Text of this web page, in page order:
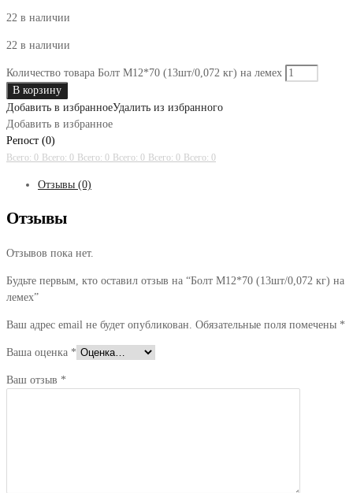
22 в наличии
22 в наличии
Количество товара Болт М12*70 (13шт/0,072 кг) на лемех
В корзину
Добавить в избранноеУдалить из избранного
Добавить в избранное
Репост (0)
Всего: 0 Всего: 0 Всего: 0 Всего: 0 Всего: 0 Всего: 0
Отзывы (0)
Отзывы
Отзывов пока нет.
Будьте первым, кто оставил отзыв на “Болт М12*70 (13шт/0,072 кг) на
лемех”
Ваш адрес email не будет опубликован. Обязательные поля помечены *
Ваша оценка *
Ваш отзыв *